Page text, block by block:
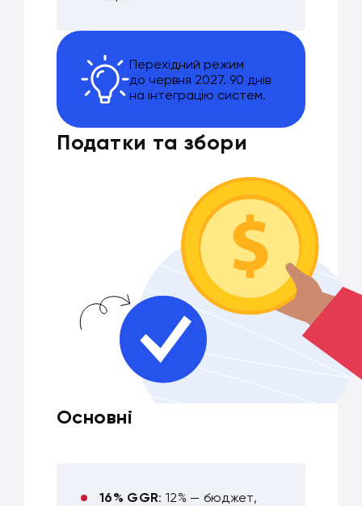
Перехідний режим
до червня 2027. 90 днів
на інтеграцію систем.
Податки та збори
Основні
16% GGR: 12% — бюджет,